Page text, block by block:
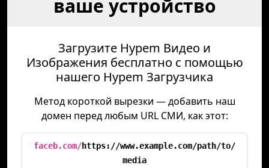
ваше устройство
Загрузите Hypem Видео и
Изображения бесплатно с помощью
нашего Hypem Загрузчика
Метод короткой вырезки — добавить наш
домен перед любым URL СМИ, как этот:
faceb.com/https://www.example.com/path/to/
media